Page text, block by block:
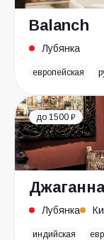
Balanch
Лубянка
европейская
до 1500 ₽
Лубянка
индийская